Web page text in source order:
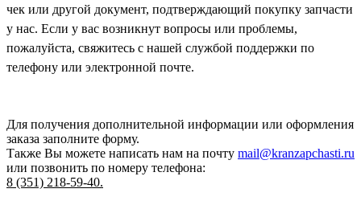
чек или другой документ, подтверждающий покупку запчасти
у нас. Если у вас возникнут вопросы или проблемы,
пожалуйста, свяжитесь с нашей службой поддержки по
телефону или электронной почте.
Для получения дополнительной информации или оформления
заказа заполните форму.
Также Вы можете написать нам на почту mail@kranzapchasti.ru
или позвонить по номеру телефона:
8 (351) 218-59-40.